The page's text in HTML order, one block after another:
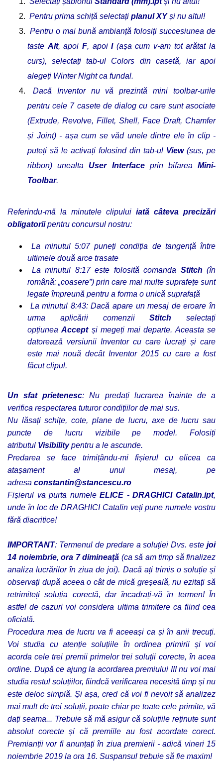
Pentru prima schiță selectați planul XY și nu altul!
Pentru o mai bună ambianță folosiți succesiunea de
taste Alt, apoi F, apoi I (așa cum v-am tot arătat la
curs), selectați tab-ul Colors din casetă, iar apoi
alegeți Winter Night ca fundal.
Dacă Inventor nu vă prezintă mini toolbar-urile
pentru cele 7 casete de dialog cu care sunt asociate
(Extrude, Revolve, Fillet, Shell, Face Draft, Chamfer
și Joint) - așa cum se văd unele dintre ele în clip -
puteți să le activați folosind din tab-ul View (sus, pe
ribbon) unealta
User Interface prin bifarea
Mini-
Toolbar.
Referindu-mă la minutele clipului iată câteva precizări
obligatorii pentru concursul nostru:
La minutul 5:07 puneți condiția de tangență între
ultimele două arce trasate
La minutul 8:17 este folosită comanda Stitch (în
română: „coasere”) prin care mai multe suprafețe sunt
legate împreună pentru a forma o unică suprafață
La minutul 8:43: Dacă apare un mesaj de eroare în
urma aplicării comenzii
Stitch
selectați
opțiunea Accept și megeți mai departe. Aceasta se
datorează versiunii Inventor cu care lucrați și care
este mai nouă decât Inventor 2015 cu care a fost
făcut clipul.
Un sfat prietenesc: Nu predați lucrarea înainte de a
verifica respectarea tuturor condițiilor de mai sus.
Nu lăsați schițe, cote, plane de lucru, axe de lucru sau
puncte de lucru vizibile pe model. Folosiți
atributul Visibility pentru a le ascunde.
Predarea se face trimițându-mi fișierul cu elicea ca
atașament al unui mesaj, pe
adresa constantin@stancescu.ro
Fișierul va purta numele ELICE - DRAGHICI Catalin.ipt,
unde în loc de DRAGHICI Catalin veți pune numele vostru
fără diacritice!
IMPORTANT: Termenul de predare a soluției Dvs. este joi
14 noiembrie, ora 7 dimineață (ca să am timp să finalizez
analiza lucrărilor în ziua de joi). Dacă ați trimis o soluție și
observați după aceea o cât de mică greșeală, nu ezitați să
retrimiteți soluția corectă, dar încadrați-vă în termen! În
astfel de cazuri voi considera ultima trimitere ca fiind cea
oficială.
Procedura mea de lucru va fi aceeași ca și în anii trecuți.
Voi studia cu atenție soluțiile în ordinea primirii și voi
acorda cele trei premii primelor trei soluții corecte, în acea
ordine. După ce ajung la acordarea premiului III nu voi mai
studia restul soluțiilor, fiindcă verificarea necesită timp și nu
este deloc simplă. Și așa, cred că voi fi nevoit să analizez
mai mult de trei soluții, poate chiar pe toate cele primite, vă
dați seama... Trebuie să mă asigur că soluțiile reținute sunt
absolut corecte și că premiile au fost acordate corect.
Premianții vor fi anunțați în ziua premierii - adică vineri 15
noiembrie 2019 la ora 16. Suspansul trebuie să fie maxim!